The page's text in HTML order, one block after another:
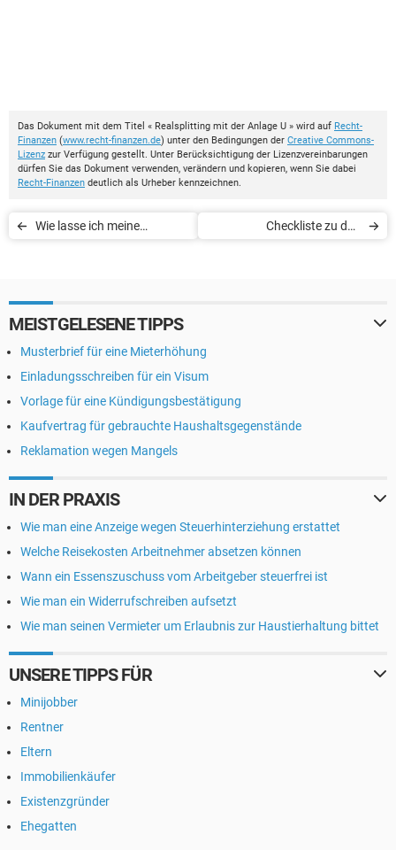
Das Dokument mit dem Titel « Realsplitting mit der Anlage U » wird auf Recht-
Finanzen (www.recht-finanzen.de) unter den Bedingungen der Creative Commons-
Lizenz zur Verfügung gestellt. Unter Berücksichtigung der Lizenzvereinbarungen
dürfen Sie das Dokument verwenden, verändern und kopieren, wenn Sie dabei
Recht-Finanzen deutlich als Urheber kennzeichnen.
Wie lasse ich meine
Checkliste zu den
MEISTGELESENE TIPPS
Musterbrief für eine Mieterhöhung
Einladungsschreiben für ein Visum
Vorlage für eine Kündigungsbestätigung
Kaufvertrag für gebrauchte Haushaltsgegenstände
Reklamation wegen Mangels
IN DER PRAXIS
Wie man eine Anzeige wegen Steuerhinterziehung erstattet
Welche Reisekosten Arbeitnehmer absetzen können
Wann ein Essenszuschuss vom Arbeitgeber steuerfrei ist
Wie man ein Widerrufschreiben aufsetzt
Wie man seinen Vermieter um Erlaubnis zur Haustierhaltung bittet
UNSERE TIPPS FÜR
Minijobber
Rentner
Eltern
Immobilienkäufer
Existenzgründer
Ehegatten